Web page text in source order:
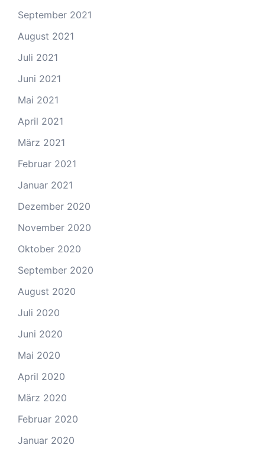
September 2021
August 2021
Juli 2021
Juni 2021
Mai 2021
April 2021
März 2021
Februar 2021
Januar 2021
Dezember 2020
November 2020
Oktober 2020
September 2020
August 2020
Juli 2020
Juni 2020
Mai 2020
April 2020
März 2020
Februar 2020
Januar 2020